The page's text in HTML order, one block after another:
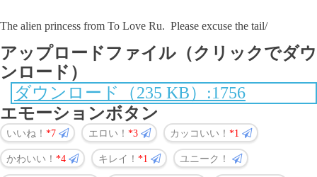
The alien princess from To Love Ru. Please excuse the tail/
アップロードファイル（クリックでダウ
ンロード）
ダウンロード（235 KB）:1756
エモーションボタン
いいね！ 7 エロい！ 3 カッコいい！ 1
かわいい！ 4 キレイ！ 1 ユニーク！